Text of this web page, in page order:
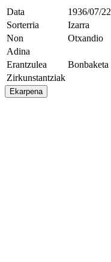
Data
1936/07/22
Sorterria
Izarra
Non
Otxandio
Adina
Erantzulea
Bonbaketa
Zirkunstantziak